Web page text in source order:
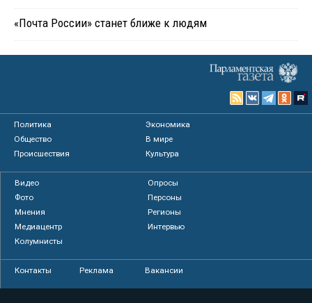
«Почта России» станет ближе к людям
Политика
Экономика
Общество
В мире
Происшествия
Культура
Видео
Опросы
Фото
Персоны
Мнения
Регионы
Медиацентр
Интервью
Колумнисты
Контакты Реклама Вакансии